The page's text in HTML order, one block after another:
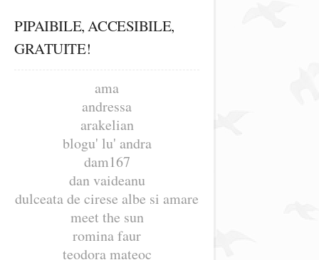
PIPAIBILE, ACCESIBILE,
GRATUITE!
ama
andressa
arakelian
blogu' lu' andra
dam167
dan vaideanu
dulceata de cirese albe si amare
meet the sun
romina faur
teodora mateoc